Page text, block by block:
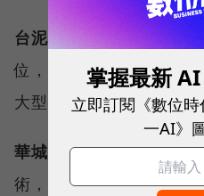
台泥（1101）： 台泥不
位，還跨足儲能市場，
大型儲能系統，為全台
華城（1519）：台灣重
術，參與台電的強韌電
掌握最新 AI
立即訂閱《數位
一AI》